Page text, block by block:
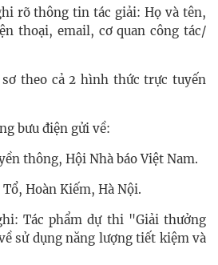
rõ thông tin tác giải: Họ và tên,
thoại, email, cơ quan công tác/
theo cả 2 hình thức trực tuyến
bưu điện gửi về:
thông, Hội Nhà báo Việt Nam.
Hoàn Kiếm, Hà Nội.
Tác phẩm dự thi "Giải thưởng
sử dụng năng lượng tiết kiệm và